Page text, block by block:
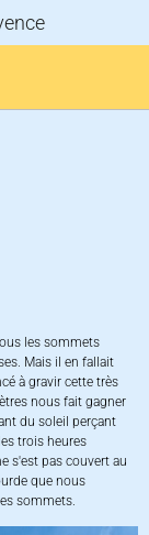
les sommets
Mais il en fallait
à gravir cette très
nous fait gagner
du soleil perçant
trois heures
s'est pas couvert au
que nous
sommets.